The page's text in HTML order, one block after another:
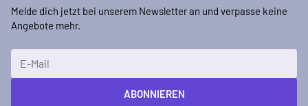
Melde dich jetzt bei unserem Newsletter an und verpasse keine
Angebote mehr.
ABONNIEREN